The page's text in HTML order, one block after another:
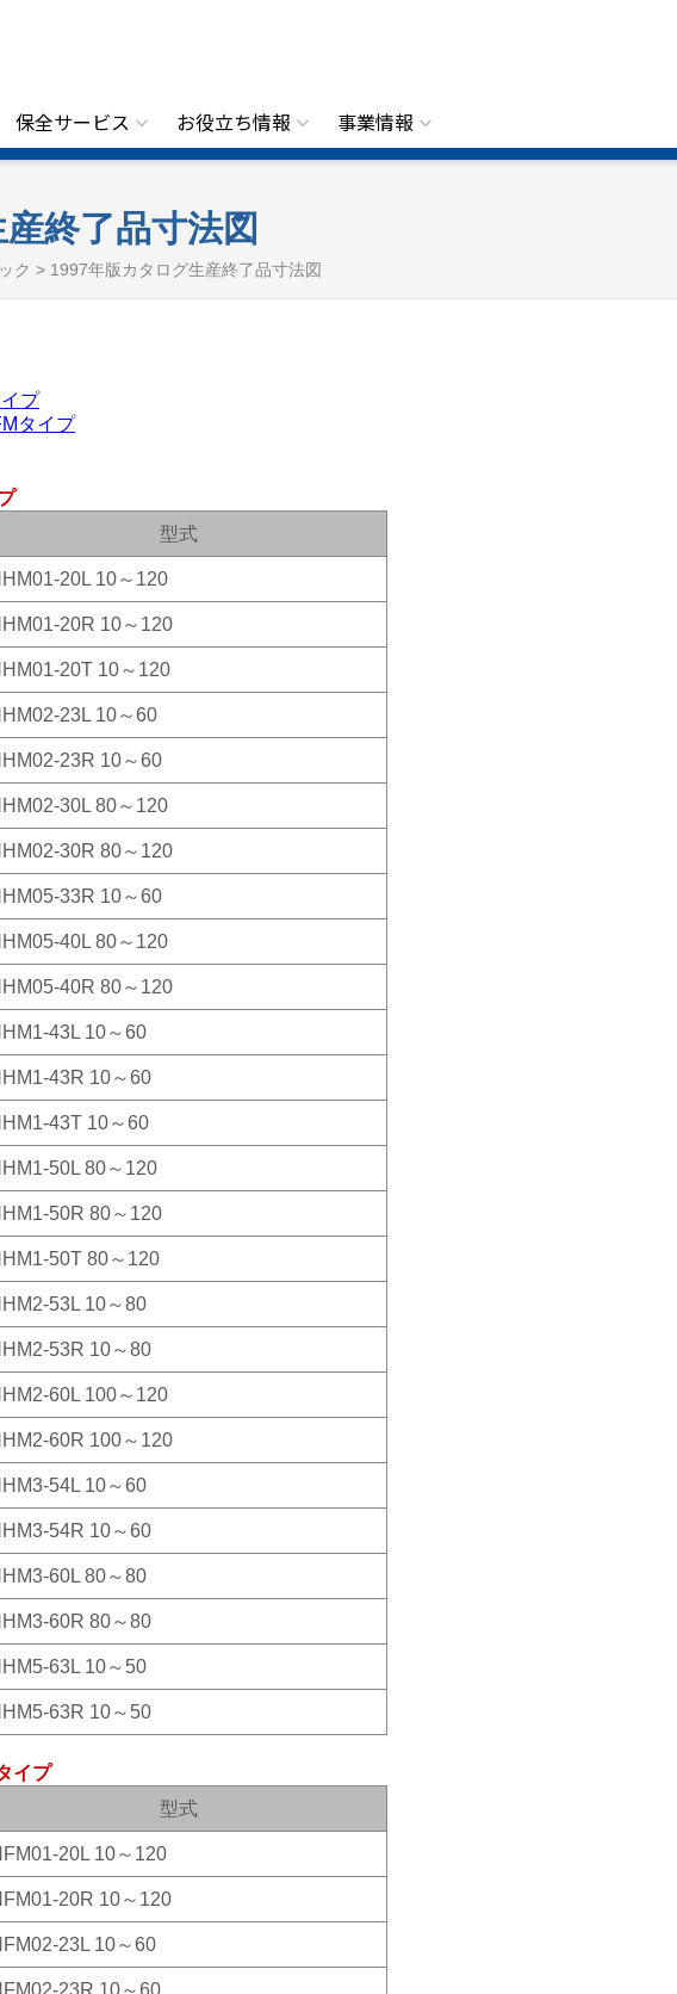
保全サービス お役立ち情報 事業情報
終了品寸法図
ク > 1997年版カタログ生産終了品寸法図
プ
タイプ
型式
20L 10～120
20R 10～120
20T 10～120
23L 10～60
23R 10～60
30L 80～120
30R 80～120
33R 10～60
40L 80～120
40R 80～120
43L 10～60
43R 10～60
43T 10～60
50L 80～120
50R 80～120
50T 80～120
53L 10～80
53R 10～80
60L 100～120
60R 100～120
54L 10～60
54R 10～60
60L 80～80
60R 80～80
63L 10～50
63R 10～50
イプ
型式
20L 10～120
20R 10～120
23L 10～60
23R 10～60